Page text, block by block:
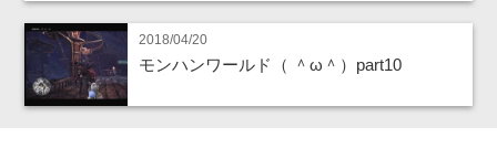
2018/04/20
モンハンワールド（ ＾ω＾）part10